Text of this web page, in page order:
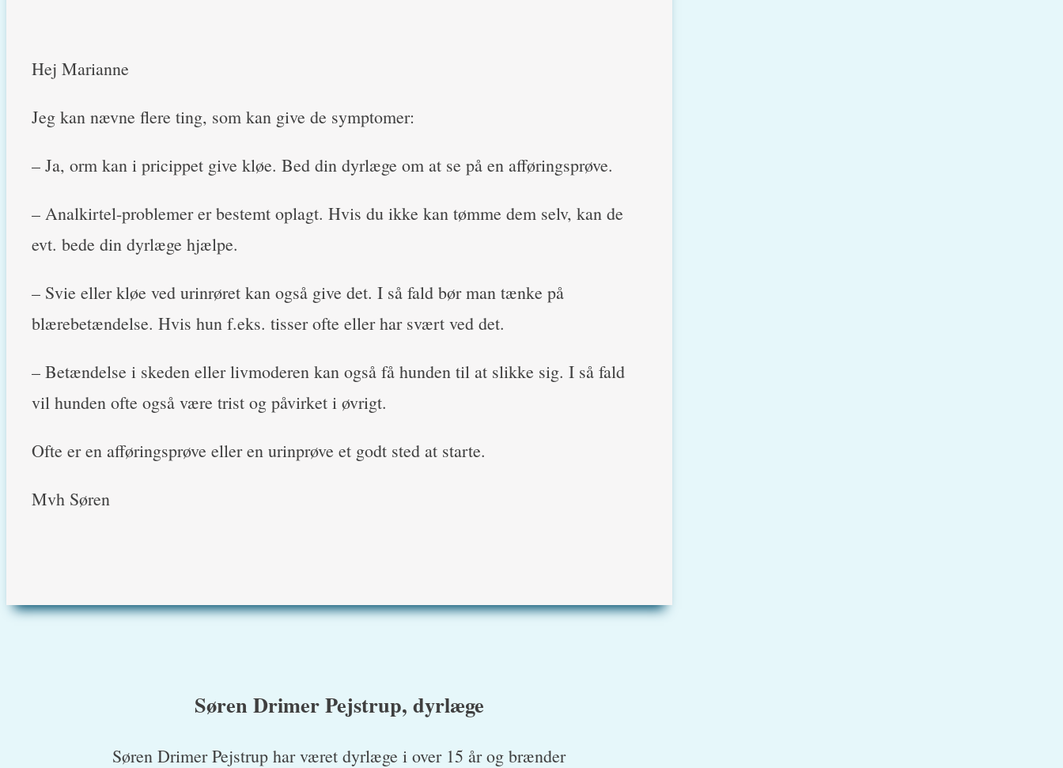
Hej Marianne
Jeg kan nævne flere ting, som kan give de symptomer:
– Ja, orm kan i pricippet give kløe. Bed din dyrlæge om at se på en afføringsprøve.
– Analkirtel-problemer er bestemt oplagt. Hvis du ikke kan tømme dem selv, kan de
evt. bede din dyrlæge hjælpe.
– Svie eller kløe ved urinrøret kan også give det. I så fald bør man tænke på
blærebetændelse. Hvis hun f.eks. tisser ofte eller har svært ved det.
– Betændelse i skeden eller livmoderen kan også få hunden til at slikke sig. I så fald
vil hunden ofte også være trist og påvirket i øvrigt.
Ofte er en afføringsprøve eller en urinprøve et godt sted at starte.
Mvh Søren
Søren Drimer Pejstrup, dyrlæge
Søren Drimer Pejstrup har været dyrlæge i over 15 år og brænder